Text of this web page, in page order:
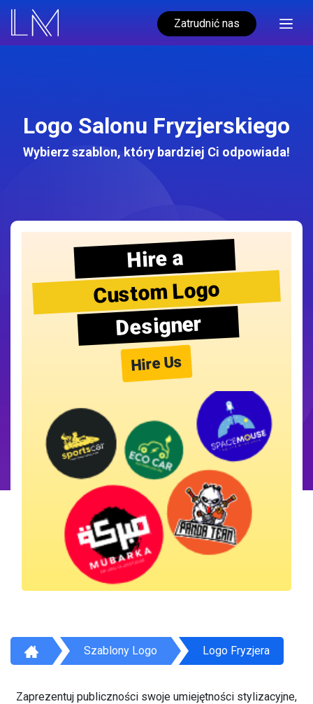
Zatrudnić nas
Logo Salonu Fryzjerskiego
Wybierz szablon, który bardziej Ci odpowiada!
Hire a
Custom Logo
Designer
Hire Us
Szablony Logo Logo Fryzjera
Zaprezentuj publiczności swoje umiejętności stylizacyjne,